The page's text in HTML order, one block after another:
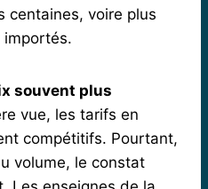
centaines, voire plus
importés.
souvent plus
vue, les tarifs en
compétitifs. Pourtant,
volume, le constat